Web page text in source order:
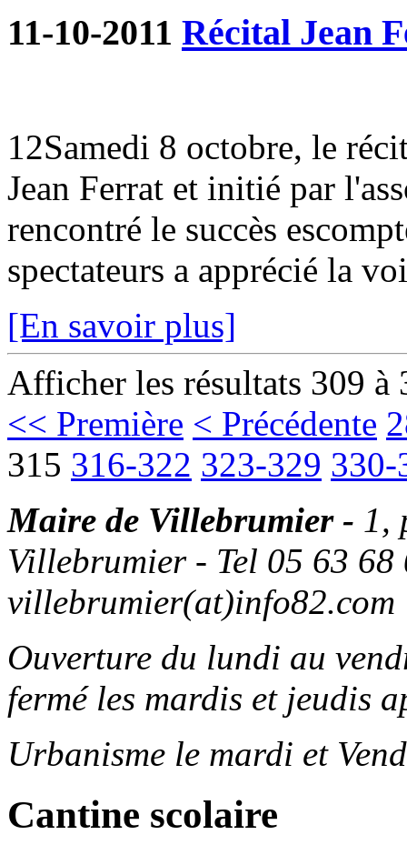
11-10-2011 Récital Jean
12Samedi 8 octobre, le
Jean Ferrat et initié par
rencontré le succès
spectateurs a apprécié la
[En savoir plus]
Afficher les résultats 309 à
<< Première < Précédente
315 316-322 323-329 330-
Maire de Villebrumier - 1,
Villebrumier - Tel 05 63
villebrumier(at)info82.com
Ouverture du lundi au
fermé les mardis et jeudis
Urbanisme le mardi et
Cantine scolaire